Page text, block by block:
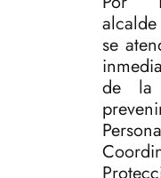
se
de la